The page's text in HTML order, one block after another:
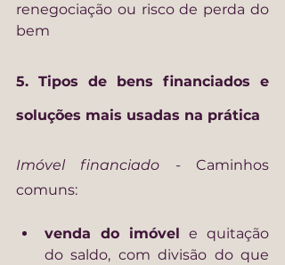
renegociação ou risco de perda do
bem
5. Tipos de bens financiados e
soluções mais usadas na prática
Imóvel financiado - Caminhos
comuns:
venda do imóvel e quitação
do saldo, com divisão do que